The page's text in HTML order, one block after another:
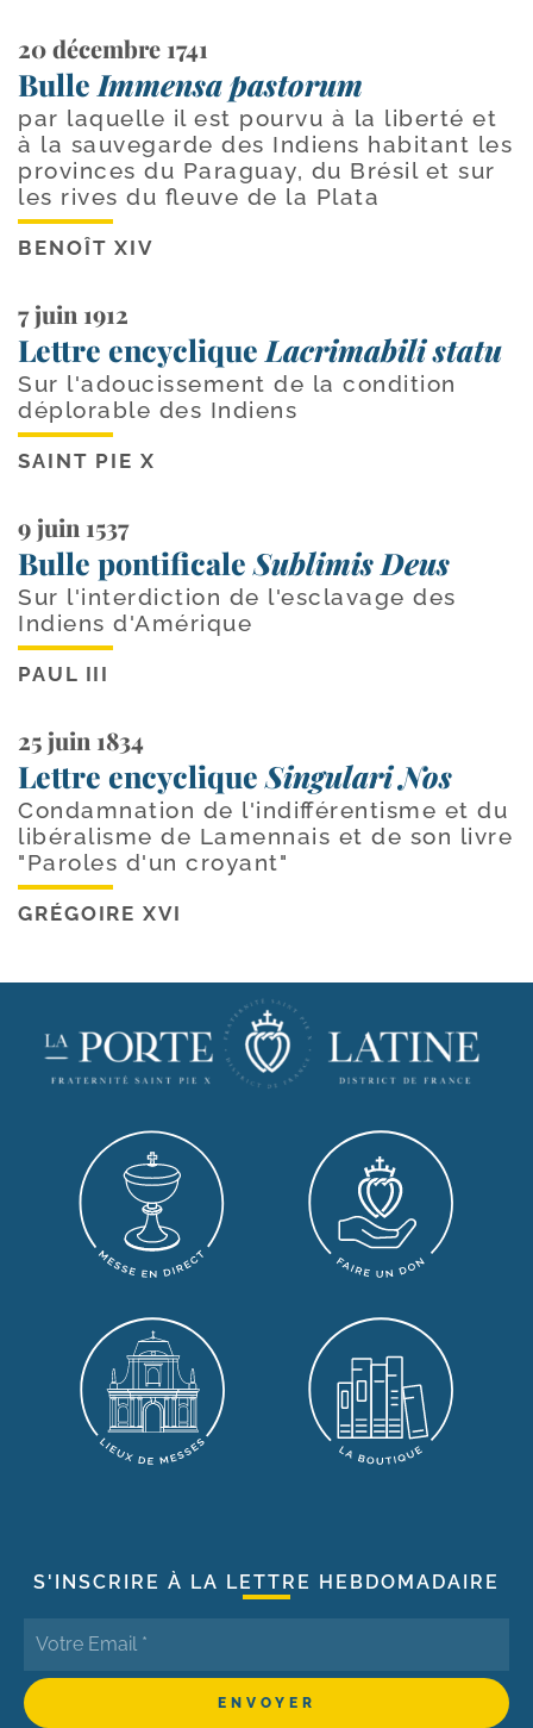
20 décembre 1741
Bulle Immensa pastorum
par laquelle il est pourvu à la liberté et
à la sauvegarde des Indiens habitant les
provinces du Paraguay, du Brésil et sur
les rives du fleuve de la Plata
BENOÎT XIV
7 juin 1912
Lettre encyclique Lacrimabili statu
Sur l'adoucissement de la condition
déplorable des Indiens
SAINT PIE X
9 juin 1537
Bulle pontificaleSublimis Deus
Sur l'interdiction de l'esclavage des
Indiens d'Amérique
PAUL III
25 juin 1834
Lettre encycliqueSingulari Nos
Condamnation de l'indifférentisme et du
libéralisme de Lamennais et de son livre
"Paroles d'un croyant"
GRÉGOIRE XVI
S'INSCRIRE À LA LETTRE HEBDOMADAIRE